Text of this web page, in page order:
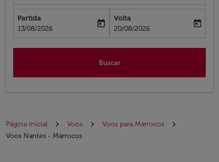
Partida
fc-booking-departure-date-aria-label
13/08/2026
today
Volta
fc-booking-return-date-aria-label
20/08/2026
today
Buscar
Página inicial Voos
Voos para Marrocos
Voos Nantes - Marrocos